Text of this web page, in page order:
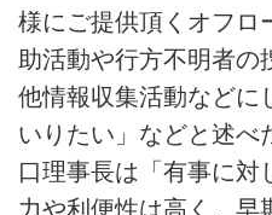
様にご提供頂くオフロ
助活動や行方不明者の
他情報収集活動などに
いりたい」などと述べ
口理事長は「有事に対
力や利便性は高く、早